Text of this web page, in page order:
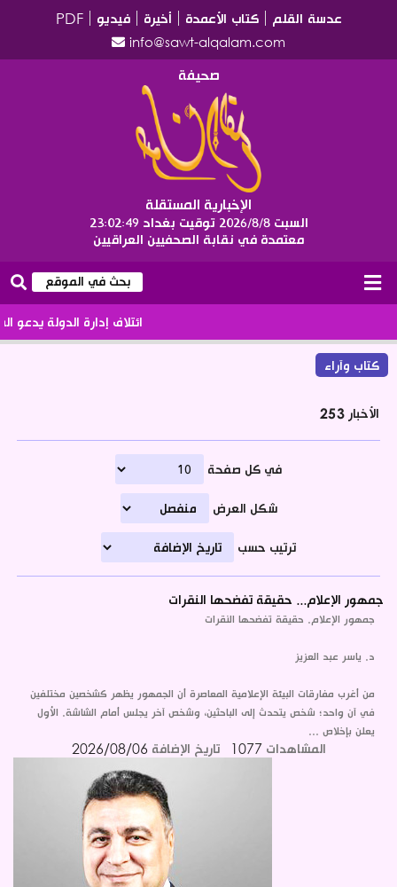
عدسة القلم كتاب الأعمدة أخيرة فيديو PDF
info@sawt-alqalam.com
صحيفة
الإخبارية المستقلة
السبت 2026/8/8 توقيت بغداد 23:02:49
معتمدة في نقابة الصحفيين العراقيين
ائتلاف إدارة الدولة يدعو الى
كتاب وآراء
الأخبار 253
في كل صفحة
شكل العرض
ترتيب حسب
جمهور الإعلام... حقيقة تفضحها النقرات
جمهور الإعلام. حقيقة تفضحها النقرات
د. ياسر عبد العزيز
من أغرب مفارقات البيئة الإعلامية المعاصرة أن الجمهور يظهر كشخصين مختلفين
في آن واحد؛ شخص يتحدث إلى الباحثين، وشخص آخر يجلس أمام الشاشة. الأول
يعلن بإخلاص ...
المشاهدات 1077 تاريخ الإضافة 2026/08/06